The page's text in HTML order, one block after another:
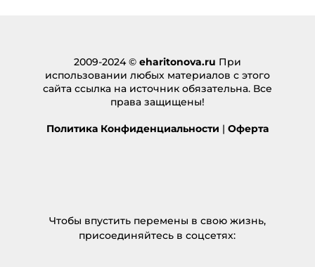
2009-2024 © eharitonova.ru При
использовании любых материалов с этого
сайта ссылка на источник обязательна. Все
права защищены!
Политика Конфиденциальности | Оферта
Чтобы впустить перемены в свою жизнь,
присоединяйтесь в соцсетях: